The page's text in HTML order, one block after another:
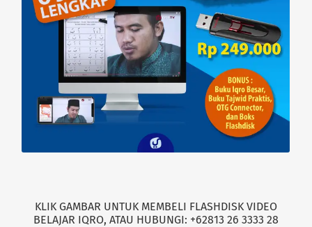
KLIK GAMBAR UNTUK MEMBELI FLASHDISK VIDEO
BELAJAR IQRO, ATAU HUBUNGI: +62813 26 3333 28